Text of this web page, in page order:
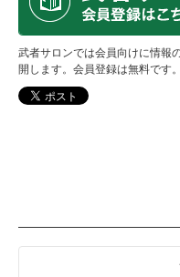
武者サロンでは会員向けに情報
開します。会員登録は無料です。